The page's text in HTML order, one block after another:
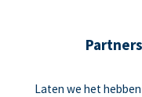
Laten we het